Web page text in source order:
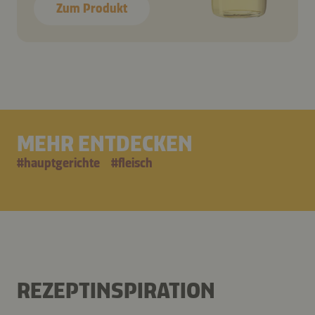
Zum Produkt
MEHR ENTDECKEN
#hauptgerichte #fleisch
REZEPTINSPIRATION